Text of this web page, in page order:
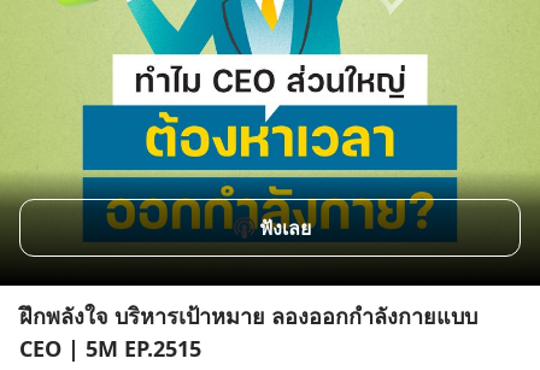
ฟังเลย
ฝึกพลังใจ บริหารเป้าหมาย ลองออกกำลังกายแบบ
CEO | 5M EP.2515